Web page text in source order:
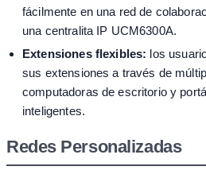
fácilmente en una red de
una centralita IP UCM6300A.
Extensiones flexibles: los
sus extensiones a través de
computadoras de escritorio y
inteligentes.
Redes Personalizadas